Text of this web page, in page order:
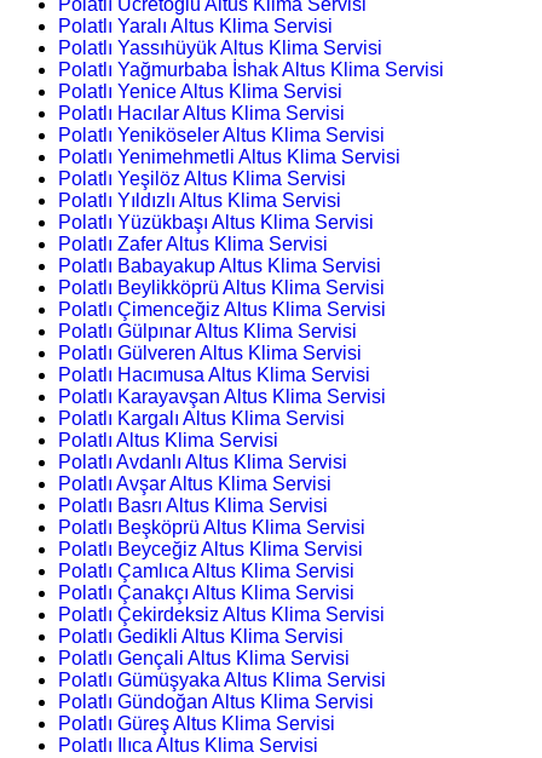
Polatlı Ücretoğlu Altus Klima Servisi
Polatlı Yaralı Altus Klima Servisi
Polatlı Yassıhüyük Altus Klima Servisi
Polatlı Yağmurbaba İshak Altus Klima Servisi
Polatlı Yenice Altus Klima Servisi
Polatlı Hacılar Altus Klima Servisi
Polatlı Yeniköseler Altus Klima Servisi
Polatlı Yenimehmetli Altus Klima Servisi
Polatlı Yeşilöz Altus Klima Servisi
Polatlı Yıldızlı Altus Klima Servisi
Polatlı Yüzükbaşı Altus Klima Servisi
Polatlı Zafer Altus Klima Servisi
Polatlı Babayakup Altus Klima Servisi
Polatlı Beylikköprü Altus Klima Servisi
Polatlı Çimenceğiz Altus Klima Servisi
Polatlı Gülpınar Altus Klima Servisi
Polatlı Gülveren Altus Klima Servisi
Polatlı Hacımusa Altus Klima Servisi
Polatlı Karayavşan Altus Klima Servisi
Polatlı Kargalı Altus Klima Servisi
Polatlı Altus Klima Servisi
Polatlı Avdanlı Altus Klima Servisi
Polatlı Avşar Altus Klima Servisi
Polatlı Basrı Altus Klima Servisi
Polatlı Beşköprü Altus Klima Servisi
Polatlı Beyceğiz Altus Klima Servisi
Polatlı Çamlıca Altus Klima Servisi
Polatlı Çanakçı Altus Klima Servisi
Polatlı Çekirdeksiz Altus Klima Servisi
Polatlı Gedikli Altus Klima Servisi
Polatlı Gençali Altus Klima Servisi
Polatlı Gümüşyaka Altus Klima Servisi
Polatlı Gündoğan Altus Klima Servisi
Polatlı Güreş Altus Klima Servisi
Polatlı Ilıca Altus Klima Servisi